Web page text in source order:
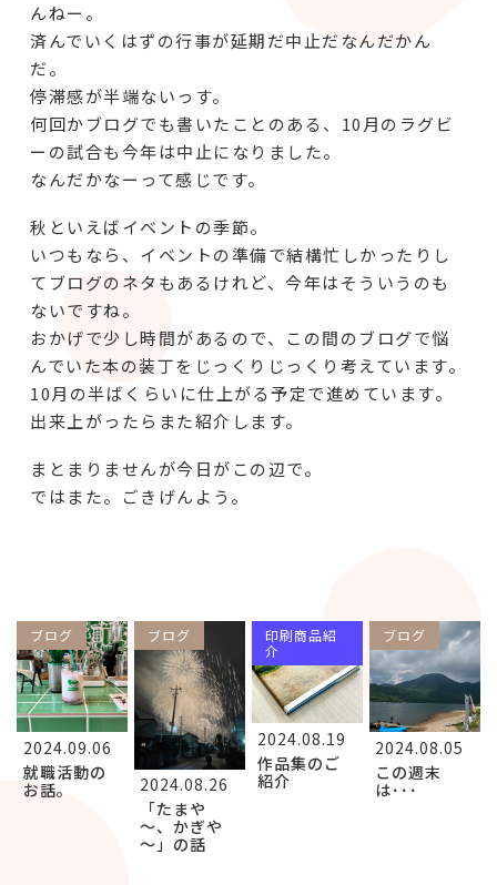
んねー。
済んでいくはずの行事が延期だ中止だなんだかん
だ。
停滞感が半端ないっす。
何回かブログでも書いたことのある、10月のラグビ
ーの試合も今年は中止になりました。
なんだかなーって感じです。
秋といえばイベントの季節。
いつもなら、イベントの準備で結構忙しかったりし
てブログのネタもあるけれど、今年はそういうのも
ないですね。
おかげで少し時間があるので、この間のブログで悩
んでいた本の装丁をじっくりじっくり考えています。
10月の半ばくらいに仕上がる予定で進めています。
出来上がったらまた紹介します。
まとまりませんが今日がこの辺で。
ではまた。ごきげんよう。
ブログ
2024.09.06
就職活動の
お話。
ブログ
2024.08.26
「たまや
～、かぎや
～」の話
印刷商品紹
介
2024.08.19
作品集のご
紹介
ブログ
2024.08.05
この週末
は･･･